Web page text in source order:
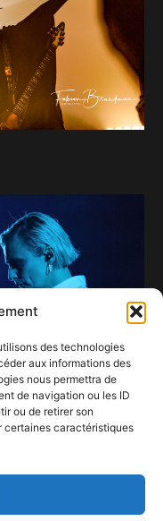
des technologies
aux informations des
nous permettra de
de navigation ou les ID
ou de retirer son
certaines caractéristiques